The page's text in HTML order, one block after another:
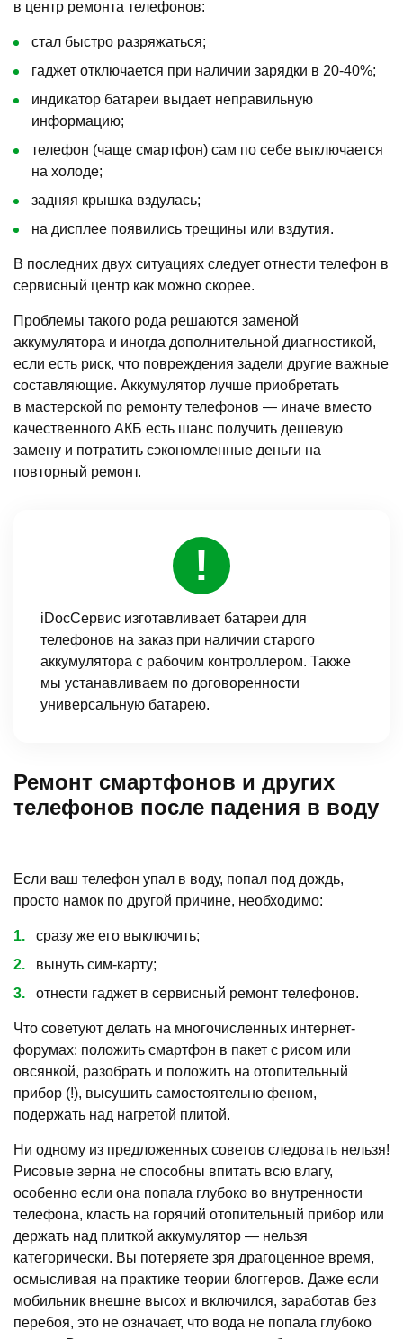
в центр ремонта телефонов:
стал быстро разряжаться;
гаджет отключается при наличии зарядки в 20-40%;
индикатор батареи выдает неправильную
информацию;
телефон (чаще смартфон) сам по себе выключается
на холоде;
задняя крышка вздулась;
на дисплее появились трещины или вздутия.
В последних двух ситуациях следует отнести телефон в
сервисный центр как можно скорее.
Проблемы такого рода решаются заменой
аккумулятора и иногда дополнительной диагностикой,
если есть риск, что повреждения задели другие важные
составляющие. Аккумулятор лучше приобретать
в мастерской по ремонту телефонов — иначе вместо
качественного АКБ есть шанс получить дешевую
замену и потратить сэкономленные деньги на
повторный ремонт.
iDocСервис изготавливает батареи для
телефонов на заказ при наличии старого
аккумулятора с рабочим контроллером. Также
мы устанавливаем по договоренности
универсальную батарею.
Ремонт смартфонов и других
телефонов после падения в воду
Если ваш телефон упал в воду, попал под дождь,
просто намок по другой причине, необходимо:
сразу же его выключить;
вынуть сим-карту;
отнести гаджет в сервисный ремонт телефонов.
Что советуют делать на многочисленных интернет-
форумах: положить смартфон в пакет с рисом или
овсянкой, разобрать и положить на отопительный
прибор (!), высушить самостоятельно феном,
подержать над нагретой плитой.
Ни одному из предложенных советов следовать нельзя!
Рисовые зерна не способны впитать всю влагу,
особенно если она попала глубоко во внутренности
телефона, класть на горячий отопительный прибор или
держать над плиткой аккумулятор — нельзя
категорически. Вы потеряете зря драгоценное время,
осмысливая на практике теории блоггеров. Даже если
мобильник внешне высох и включился, заработав без
перебоя, это не означает, что вода не попала глубоко